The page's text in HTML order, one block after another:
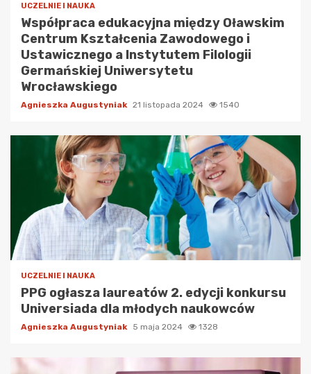
UCZELNIE I NAUKA
Współpraca edukacyjna między Oławskim
Centrum Kształcenia Zawodowego i
Ustawicznego a Instytutem Filologii
Germańskiej Uniwersytetu
Wrocławskiego
Agnieszka Augustyniak 21 listopada 2024 1540
UCZELNIE I NAUKA
PPG ogłasza laureatów 2. edycji konkursu
Universiada dla młodych naukowców
Agnieszka Augustyniak 5 maja 2024 1328